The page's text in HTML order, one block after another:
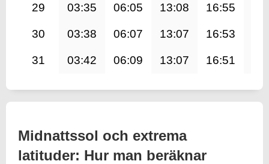
29 03:35 06:05 13:08 16:55
30 03:38 06:07 13:07 16:53
31 03:42 06:09 13:07 16:51
Midnattssol och extrema
latituder: Hur man beräknar